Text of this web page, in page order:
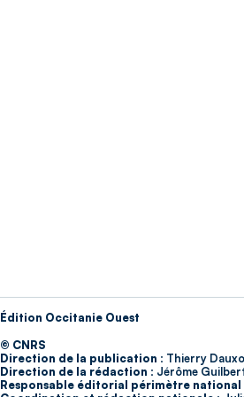
Édition Occitanie Ouest
© CNRS
Direction de la publication : Thierry
Direction de la rédaction : Jérôme
Responsable éditorial périmètre national